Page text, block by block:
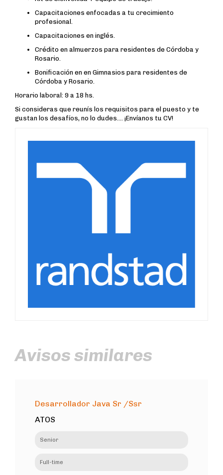
Capacitaciones enfocadas a tu crecimiento
profesional.
Capacitaciones en inglés.
Crédito en almuerzos para residentes de Córdoba y
Rosario.
Bonificación en en Gimnasios para residentes de
Córdoba y Rosario.
Horario laboral: 9 a 18 hs.
Si consideras que reunís los requisitos para el puesto y te
gustan los desafíos, no lo dudes…. ¡Envíanos tu CV!
Avisos similares
Desarrollador Java Sr /Ssr
ATOS
Senior
Full-time